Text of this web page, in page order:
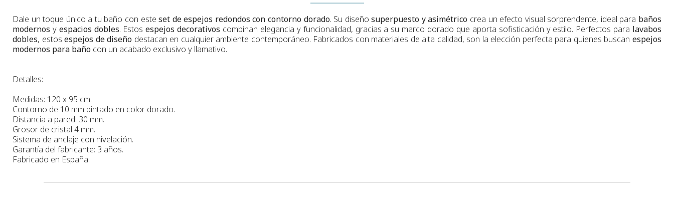
Dale un toque único a tu baño con esteset de espejos redondos con contorno dorado. Su diseñosuperpuesto y asimétrico crea un efecto visual sorprendente, ideal para baños
modernos y espacios dobles. Estosespejos decorativos combinan elegancia y funcionalidad, gracias a su marco dorado que aporta sofisticación y estilo. Perfectos para lavabos
dobles, estosespejos de diseño destacan en cualquier ambiente contemporáneo. Fabricados con materiales de alta calidad, son la elección perfecta para quienes buscanespejos
modernos para baño con un acabado exclusivo y llamativo.
Detalles:
Medidas: 120 x 95 cm.
Contorno de 10 mm pintado en color dorado.
Distancia a pared: 30 mm.
Grosor de cristal 4 mm.
Sistema de anclaje con nivelación.
Garantía del fabricante: 3 años.
Fabricado en España.